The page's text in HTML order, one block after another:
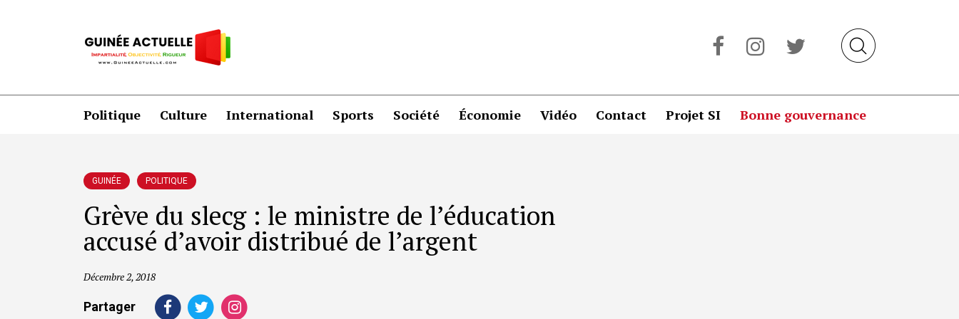
Politique Culture International Sports Société Économie Vidéo Contact Projet SI Bonne gouvernance
GUINÉE POLITIQUE
Grève du slecg : le ministre de l’éducation
accusé d’avoir distribué de l’argent
Décembre 2, 2018
Partager